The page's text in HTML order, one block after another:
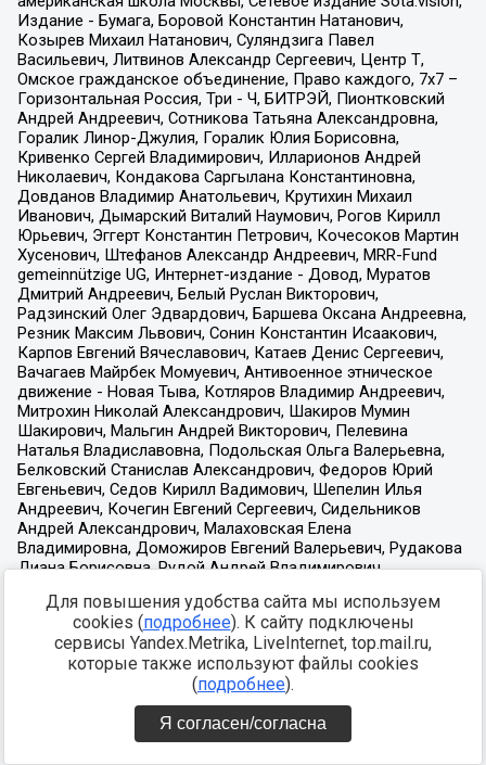
Для повышения удобства сайта мы используем
cookies (подробнее). К сайту подключены
сервисы Yandex.Metrika, LiveInternet, top.mail.ru,
которые также используют файлы cookies
(подробнее).
Я согласен/согласна